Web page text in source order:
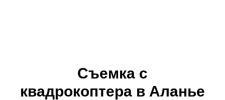
Съемка с
квадрокоптера в Аланье